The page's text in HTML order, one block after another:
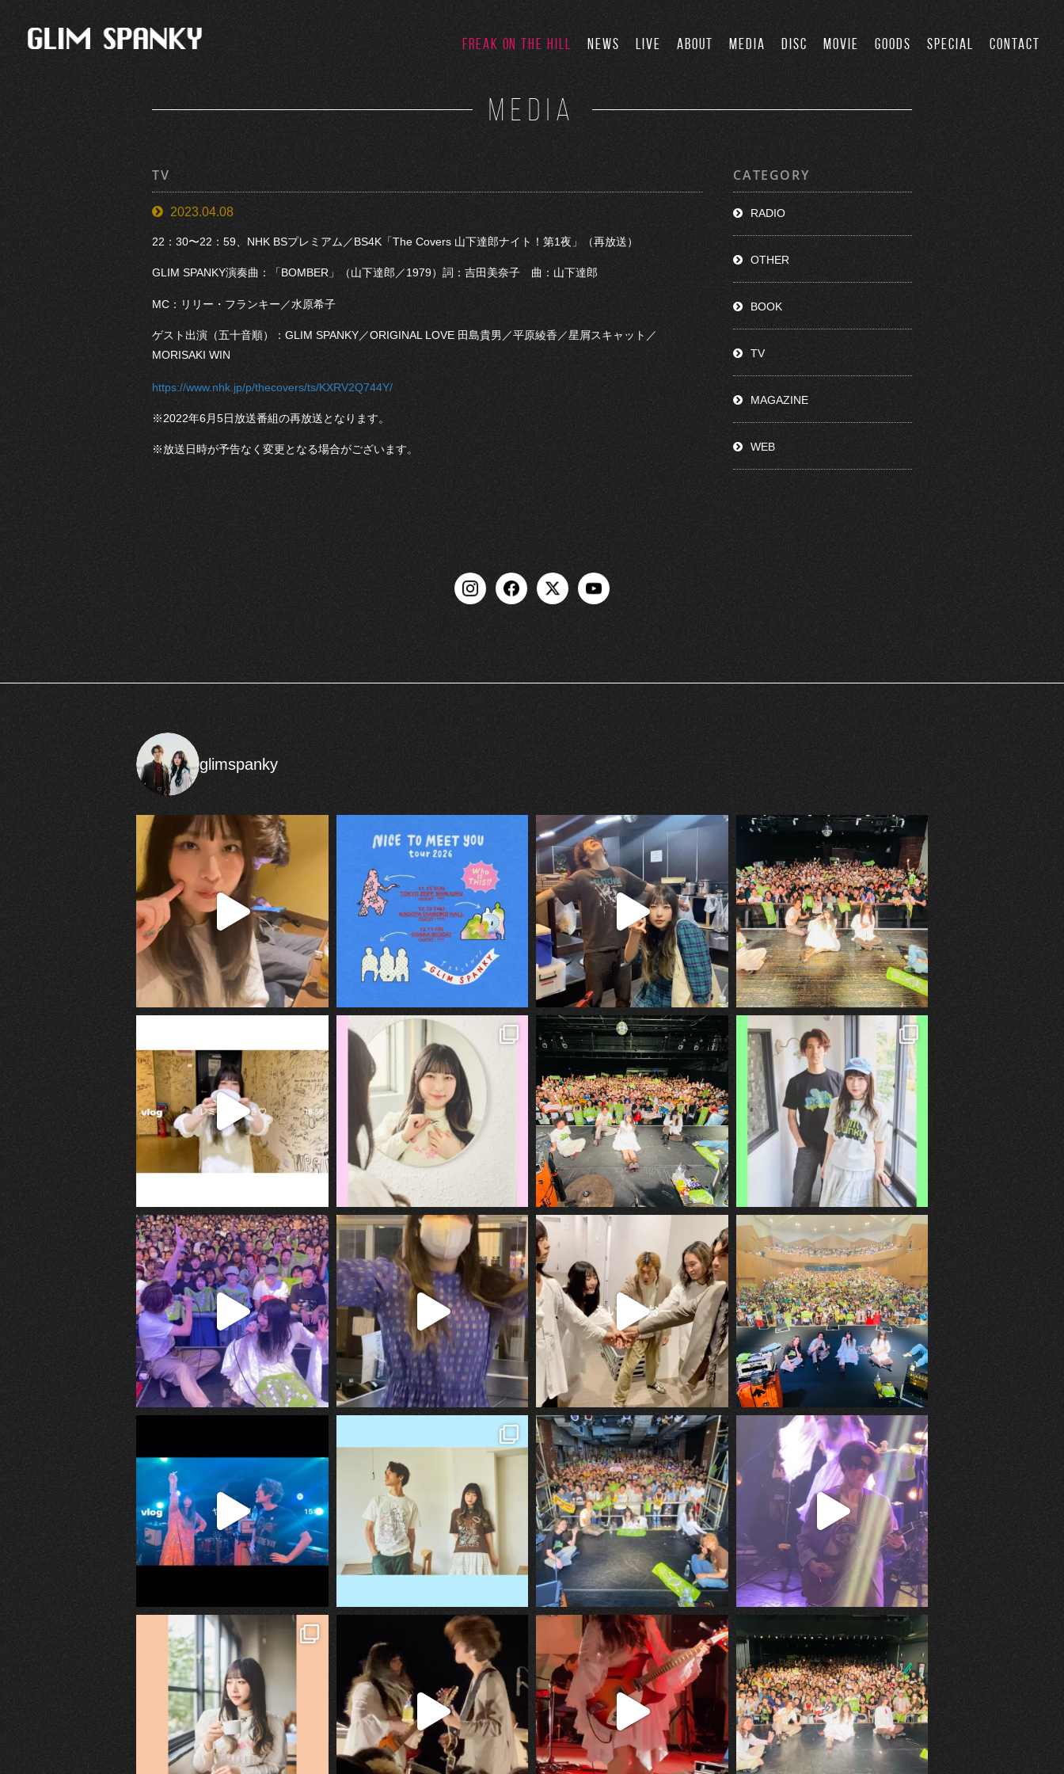
FREAK ON THE HILL NEWS LIVE ABOUT MEDIA DISC MOVIE GOODS SPECIAL CONTACT
MEDIA
TV
2023.04.08
22：30〜22：59、NHK BSプレミアム／BS4K「The Covers 山下達郎ナイト！第1夜」（再放送）
GLIM SPANKY演奏曲：「BOMBER」（山下達郎／1979）詞：吉田美奈子 曲：山下達郎
MC：リリー・フランキー／水原希子
ゲスト出演（五十音順）：GLIM SPANKY／ORIGINAL LOVE 田島貴男／平原綾香／星屑スキャット／
MORISAKI WIN
https://www.nhk.jp/p/thecovers/ts/KXRV2Q744Y/
※2022年6月5日放送番組の再放送となります。
※放送日時が予告なく変更となる場合がございます。
CATEGORY
RADIO
OTHER
BOOK
TV
MAGAZINE
WEB
glimspanky